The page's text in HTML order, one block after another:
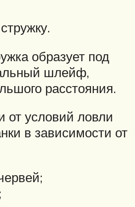
образует под
шлейф,
расстояния.
от условий ловли
в зависимости от